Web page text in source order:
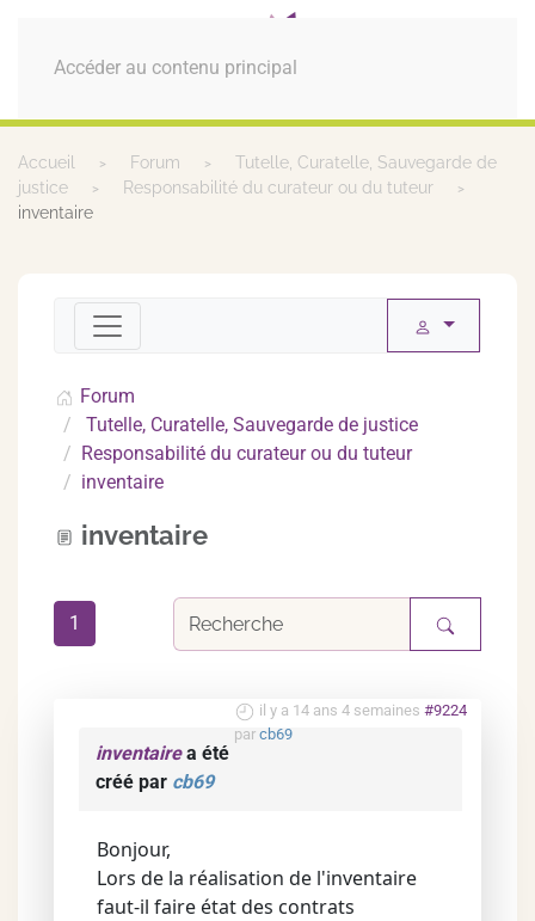
Accéder au contenu principal
MENU
Accueil Forum
Tutelle, Curatelle, Sauvegarde de
justice
Responsabilité du curateur ou du tuteur
inventaire
Forum
Tutelle, Curatelle, Sauvegarde de justice
Responsabilité du curateur ou du tuteur
inventaire
inventaire
1
il y a 14 ans 4 semaines #9224
par cb69
inventairea été
créé par cb69
Bonjour,
Lors de la réalisation de l'inventaire
faut-il faire état des contrats